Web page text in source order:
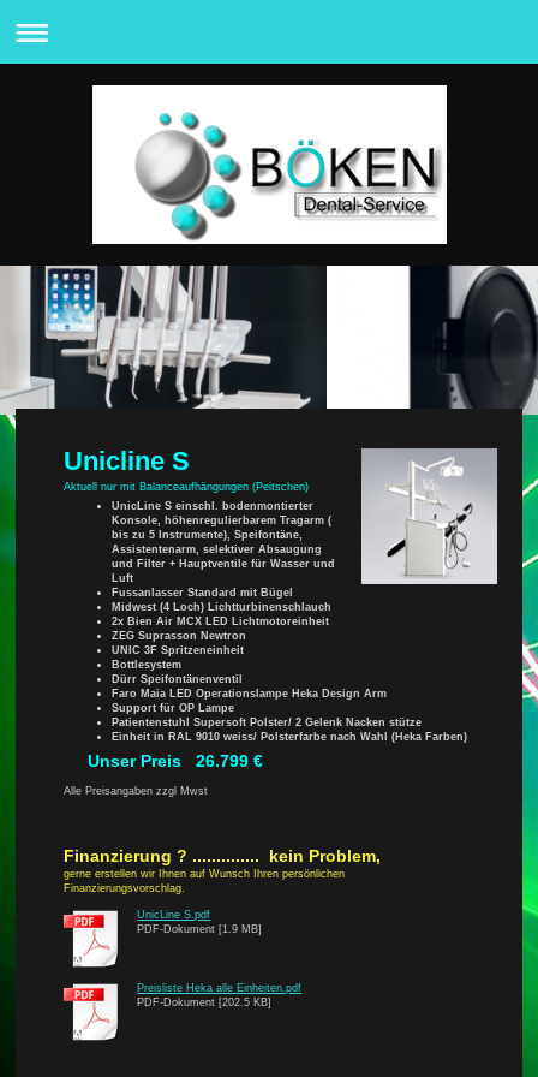
Unicline S
Aktuell nur mit Balanceaufhängungen (Peitschen)
UnicLine S einschl. bodenmontierter
Konsole, höhenregulierbarem Tragarm (
bis zu 5 Instrumente), Speifontäne,
Assistentenarm, selektiver Absaugung
und Filter + Hauptventile für Wasser und
Luft
Fussanlasser Standard mit Bügel
Midwest (4 Loch) Lichtturbinenschlauch
2x Bien Air MCX LED Lichtmotoreinheit
ZEG Suprasson Newtron
UNIC 3F Spritzeneinheit
Bottlesystem
Dürr Speifontänenventil
Faro Maia LED Operationslampe Heka Design Arm
Support für OP Lampe
Patientenstuhl Supersoft Polster/ 2 Gelenk Nacken stütze
Einheit in RAL 9010 weiss/ Polsterfarbe nach Wahl (Heka Farben)
Unser Preis 26.799 €
Alle Preisangaben zzgl Mwst
Finanzierung ? .............. kein Problem,
gerne erstellen wir Ihnen auf Wunsch Ihren persönlichen
Finanzierungsvorschlag.
UnicLine S.pdf
PDF-Dokument [1.9 MB]
Preisliste Heka alle Einheiten.pdf
PDF-Dokument [202.5 KB]